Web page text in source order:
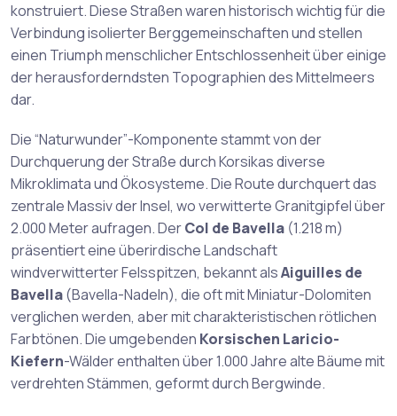
konstruiert. Diese Straßen waren historisch wichtig für die
Verbindung isolierter Berggemeinschaften und stellen
einen Triumph menschlicher Entschlossenheit über einige
der herausforderndsten Topographien des Mittelmeers
dar.
Die “Naturwunder”-Komponente stammt von der
Durchquerung der Straße durch Korsikas diverse
Mikroklimata und Ökosysteme. Die Route durchquert das
zentrale Massiv der Insel, wo verwitterte Granitgipfel über
2.000 Meter aufragen. DerCol de Bavella (1.218 m)
präsentiert eine überirdische Landschaft
windverwitterter Felsspitzen, bekannt alsAiguilles de
Bavella(Bavella-Nadeln), die oft mit Miniatur-Dolomiten
verglichen werden, aber mit charakteristischen rötlichen
Farbtönen. Die umgebenden Korsischen Laricio-
Kiefern-Wälder enthalten über 1.000 Jahre alte Bäume mit
verdrehten Stämmen, geformt durch Bergwinde.